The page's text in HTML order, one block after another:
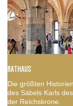
RATHAUS
Die größten
des Säbels Karls
der Reichskrone.